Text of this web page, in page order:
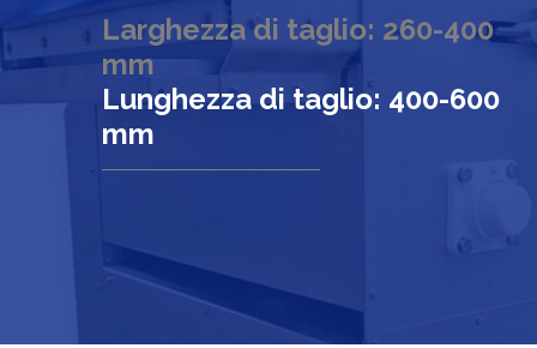
Larghezza di taglio: 260-400
mm
Lunghezza di taglio: 400-600
mm